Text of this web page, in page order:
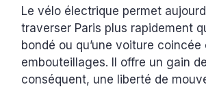
Le vélo électrique permet
traverser Paris plus rapidement
bondé ou qu’une voiture coincée
embouteillages. Il offre un gain
conséquent, une liberté de